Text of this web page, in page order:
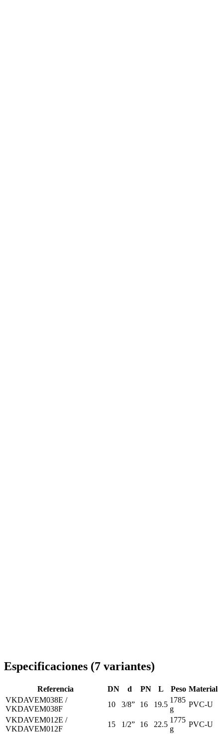
Especificaciones (7 variantes)
Referencia DN d PN L Peso Material
VKDAVEM038E /
VKDAVEM038F
10 3/8” 16 19.5
1785
g
PVC-U
VKDAVEM012E /
VKDAVEM012F
15 1/2” 16 22.5
1775
g
PVC-U